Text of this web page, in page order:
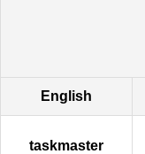
English
taskmaster